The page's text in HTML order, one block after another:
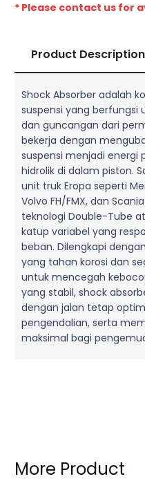
* Please contact us for
Product Description
Shock Absorber adalah
suspensi yang berfungsi
dan guncangan dari
bekerja dengan
suspensi menjadi energi
hidrolik di dalam piston.
unit truk Eropa seperti
Volvo FH/FMX, dan
teknologi Double-Tube
katup variabel yang
beban. Dilengkapi
yang tahan korosi dan
untuk mencegah
yang stabil, shock
dengan jalan tetap
pengendalian, serta
maksimal bagi
More Product